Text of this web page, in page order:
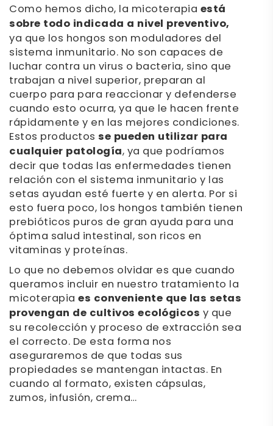
Como hemos dicho, la micoterapia está
sobre todo indicada a nivel preventivo,
ya que los hongos son moduladores del
sistema inmunitario. No son capaces de
luchar contra un virus o bacteria, sino que
trabajan a nivel superior, preparan al
cuerpo para para reaccionar y defenderse
cuando esto ocurra, ya que le hacen frente
rápidamente y en las mejores condiciones.
Estos productos se pueden utilizar para
cualquier patología, ya que podríamos
decir que todas las enfermedades tienen
relación con el sistema inmunitario y las
setas ayudan esté fuerte y en alerta. Por si
esto fuera poco, los hongos también tienen
prebióticos puros de gran ayuda para una
óptima salud intestinal, son ricos en
vitaminas y proteínas.
Lo que no debemos olvidar es que cuando
queramos incluir en nuestro tratamiento la
micoterapia es conveniente que las setas
provengan de cultivos ecológicos y que
su recolección y proceso de extracción sea
el correcto. De esta forma nos
aseguraremos de que todas sus
propiedades se mantengan intactas. En
cuando al formato, existen cápsulas,
zumos, infusión, crema…